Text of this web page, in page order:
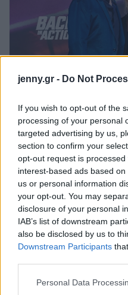
jenny.gr - Do Not
If you wish to opt-out of the
processing of your personal
targeted advertising by us,
section to confirm your
opt-out request is
interest-based ads based
us or personal information
your opt-out. You may
disclosure of your personal
IAB’s list of downstream
also be disclosed by us to
Downstream Participants
Please note that this
Personal Data
Splash by Ideal Image
Σύμφωνα με τις
φως της δημοσιότητας,
να αποσυρθεί οριστικά
την ταινία «Back in
νιώθει πλήρης από τη
της και είναι έτοιμη να
της.